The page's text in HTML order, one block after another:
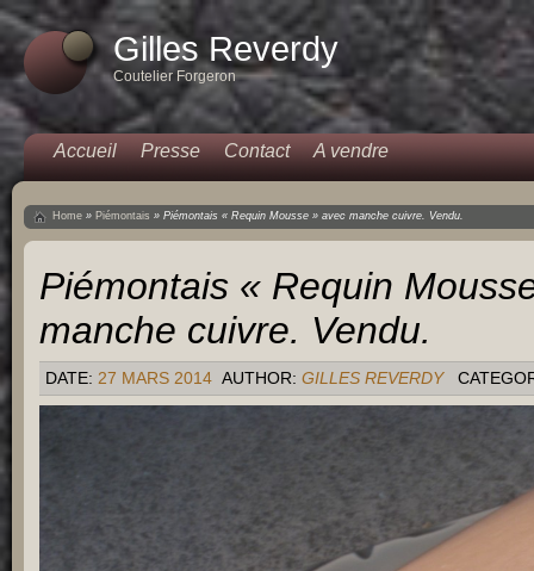
Gilles Reverdy
Coutelier Forgeron
Accueil Presse Contact A vendre
Home » Piémontais » Piémontais « Requin Mousse » avec manche cuivre. Vendu.
Piémontais « Requin
manche cuivre. Vendu.
DATE: 27 MARS 2014 AUTHOR: GILLES REVERDY